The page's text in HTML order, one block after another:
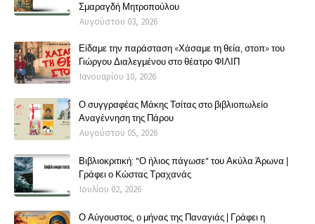
Σμαραγδή Μητροπούλου
Αυγούστου 03, 2026
Είδαμε την παράσταση «Χάσαμε τη θεία, στοπ» του
Γιώργου Διαλεγμένου στο θέατρο ΦΙΛΙΠ
Ιανουαρίου 10, 2026
Ο συγγραφέας Μάκης Τσίτας στο βιβλιοπωλείο
Αναγέννηση της Πάρου
Αυγούστου 05, 2026
Βιβλιοκριτική: "Ο ήλιος πάγωσε" του Ακύλα Άρωνα |
Γράφει ο Κώστας Τραχανάς
Ιουλίου 02, 2026
Ο Αύγουστος, ο μήνας της Παναγιάς | Γράφει η